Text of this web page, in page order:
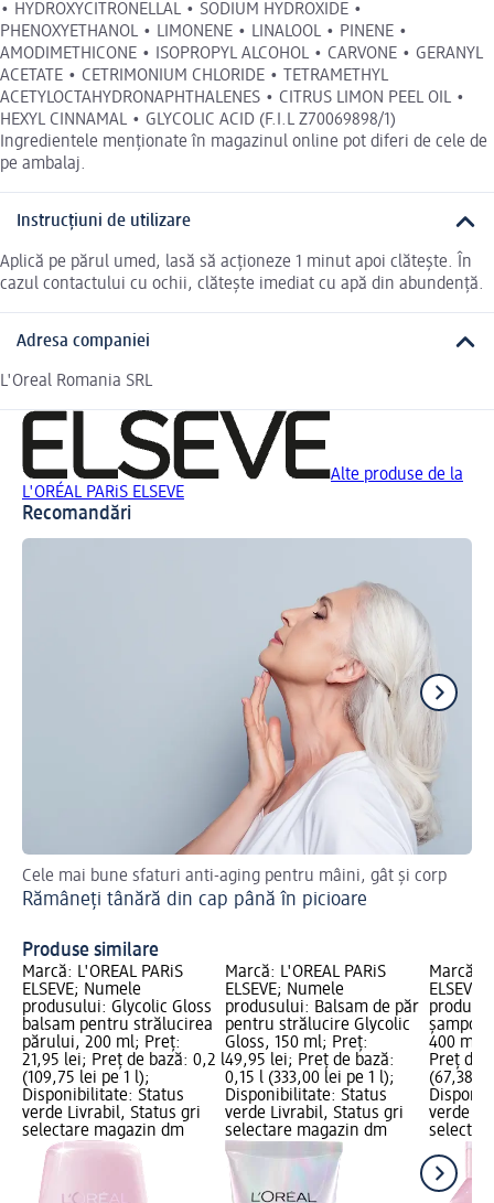
• HYDROXYCITRONELLAL • SODIUM HYDROXIDE •
PHENOXYETHANOL • LIMONENE • LINALOOL • PINENE •
AMODIMETHICONE • ISOPROPYL ALCOHOL • CARVONE • GERANYL
ACETATE • CETRIMONIUM CHLORIDE • TETRAMETHYL
ACETYLOCTAHYDRONAPHTHALENES • CITRUS LIMON PEEL OIL •
HEXYL CINNAMAL • GLYCOLIC ACID (F.I.L Z70069898/1)
Ingredientele menționate în magazinul online pot diferi de cele de
pe ambalaj.
Instrucțiuni de utilizare
Aplică pe părul umed, lasă să acționeze 1 minut apoi clătește. În
cazul contactului cu ochii, clătește imediat cu apă din abundență.
Adresa companiei
L'Oreal Romania SRL
Alte produse de la
L'ORÉAL PARiS ELSEVE
Recomandări
Cele mai bune sfaturi anti-aging pentru mâini, gât și corp
Rămâneți tânără din cap până în picioare
Produse similare
Marcă: L'ORÉAL PARiS
ELSEVE; Numele
produsului: Glycolic Gloss
balsam pentru strălucirea
părului, 200 ml; Preț:
21,95 lei; Preț de bază: 0,2 l
(109,75 lei pe 1 l);
Disponibilitate: Status
verde Livrabil, Status gri
selectare magazin dm
Marcă: L'ORÉAL PARiS
ELSEVE; Numele
produsului: Balsam de păr
pentru strălucire Glycolic
Gloss, 150 ml; Preț:
49,95 lei; Preț de bază:
0,15 l (333,00 lei pe 1 l);
Disponibilitate: Status
verde Livrabil, Status gri
selectare magazin dm
Marcă:
șampon
400 ml;
Preț de
(67,38
verde